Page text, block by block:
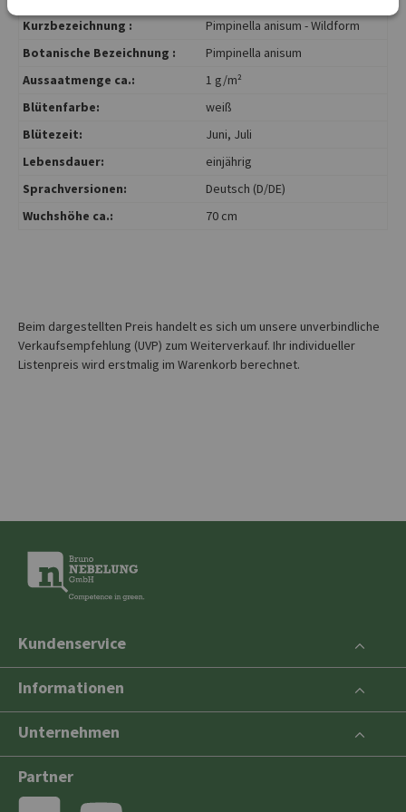
Kurzbezeichnung :
Pimpinella anisum - Wildform
Botanische Bezeichnung :
Pimpinella anisum
Aussaatmenge ca.:
1 g/m²
Blütenfarbe:
weiß
Blütezeit:
Juni, Juli
Lebensdauer:
einjährig
Sprachversionen:
Deutsch (D/DE)
Wuchshöhe ca.:
70 cm
Beim dargestellten Preis handelt es sich um unsere unverbindliche
Verkaufsempfehlung (UVP) zum Weiterverkauf. Ihr individueller
Listenpreis wird erstmalig im Warenkorb berechnet.
Kundenservice
Informationen
Unternehmen
Partner